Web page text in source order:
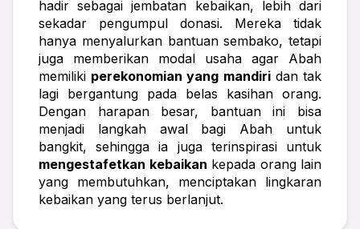
hadir sebagai jembatan kebaikan, lebih dari
sekadar pengumpul donasi. Mereka tidak
hanya menyalurkan bantuan sembako, tetapi
juga memberikan modal usaha agar Abah
memiliki perekonomian yang mandiri dan tak
lagi bergantung pada belas kasihan orang.
Dengan harapan besar, bantuan ini bisa
menjadi langkah awal bagi Abah untuk
mengestafetkan kebaikan kepada orang lain
yang membutuhkan, menciptakan lingkaran
kebaikan yang terus berlanjut.